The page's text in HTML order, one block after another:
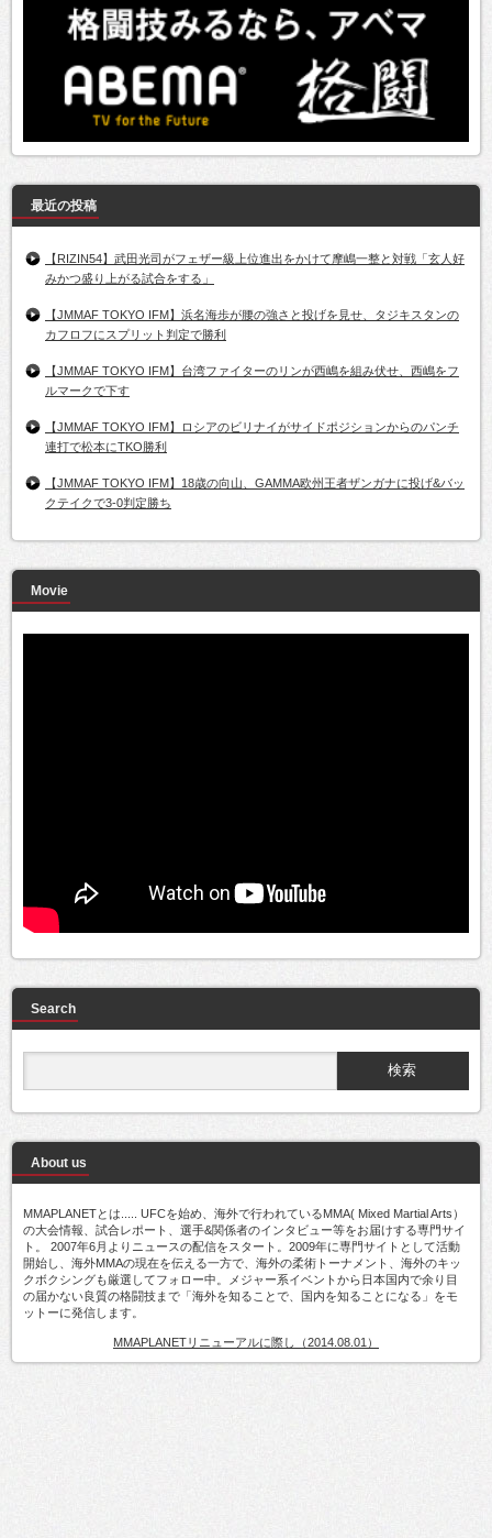
最近の投稿
【RIZIN54】武田光司がフェザー級上位進出をかけて摩嶋一整と対戦「玄人好
みかつ盛り上がる試合をする」
【JMMAF TOKYO IFM】浜名海歩が腰の強さと投げを見せ、タジキスタンの
カフロフにスプリット判定で勝利
【JMMAF TOKYO IFM】台湾ファイターのリンが西嶋を組み伏せ、西嶋をフ
ルマークで下す
【JMMAF TOKYO IFM】ロシアのビリナイがサイドポジションからのパンチ
連打で松本にTKO勝利
【JMMAF TOKYO IFM】18歳の向山、GAMMA欧州王者ザンガナに投げ&バッ
クテイクで3-0判定勝ち
Movie
Search
About us
MMAPLANETとは..... UFCを始め、海外で行われているMMA( Mixed Martial Arts）
の大会情報、試合レポート、選手&関係者のインタビュー等をお届けする専門サイ
ト。 2007年6月よりニュースの配信をスタート。2009年に専門サイトとして活動
開始し、海外MMAの現在を伝える一方で、海外の柔術トーナメント、海外のキッ
クボクシングも厳選してフォロー中。メジャー系イベントから日本国内で余り目
の届かない良質の格闘技まで「海外を知ることで、国内を知ることになる」をモ
ットーに発信します。
MMAPLANETリニューアルに際し（2014.08.01）